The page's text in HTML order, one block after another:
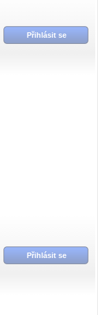
Přihlásit se
Přihlásit se